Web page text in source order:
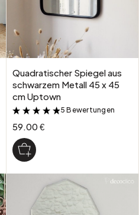
Quadratischer Spiegel aus
schwarzem Metall 45 x 45
cm Uptown
&
5 Bewertungen
59.00 €